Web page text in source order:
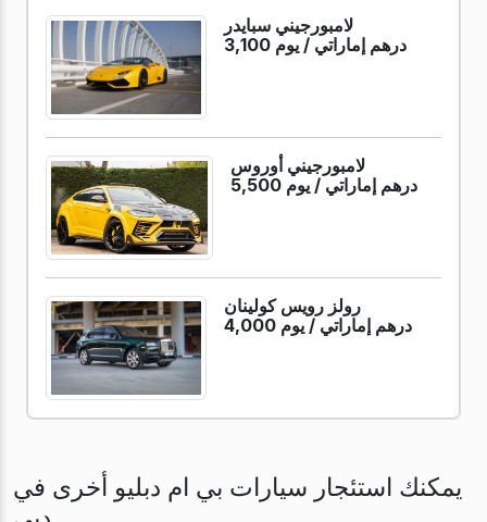
لامبورجيني سبايدر
3,100 درهم إماراتي /يوم
لامبورجيني أوروس
5,500 درهم إماراتي /يوم
رولز رويس كولينان
4,000 درهم إماراتي /يوم
يمكنك استئجار سيارات بي ام دبليو أخرى في